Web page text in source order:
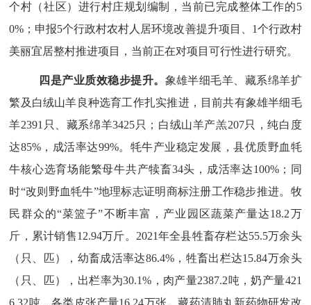
个村（社区）进行村庄规划编制，当前已完成整体工作的5
0%；申报5个行政村农村人居环境改善提升项目、1个行政村
美丽宜居整村推进项目，当前正在对项目可行性进行研究。
四是产业质效稳步提升。 象雄半细毛羊、藏系绵羊扩
繁及白绒山羊良种选育工作扎实推进， 目前共有象雄半细毛
羊2391只、藏系绵羊3425只； 白绒山羊产羔207只，纯白度
达85%，成活率达99%。牦牛产业稳定发展，县优质野血牦
牛核心选育场能繁母牛共产犊畜34头，成活率达100%；同
时“改则野血牦牛”地理标志证明商标注册工作稳步推进。牧
民群众的“菜篮子”不断丰富，产业园区蔬菜产量达18.2万
斤，累计销售12.94万斤。 2021年全县牲畜存栏达55.5万余头
（只、匹），幼畜成活率达86.4%，牲畜出栏达15.84万余头
（只、匹），出栏率为30.1%，肉产量2387.2吨，奶产量421
6.32吨，各类皮张产量16.24万张。藏药清肺丸新药物研发改